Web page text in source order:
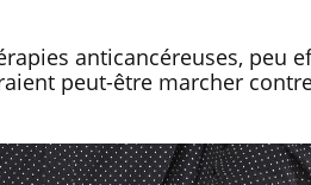
anticancéreuses, peu
peut-être marcher